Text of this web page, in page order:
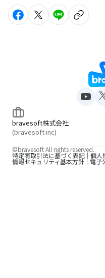
bravesoft株式会社
(bravesoft inc)
特定商取引法に基づく表記 個人
情報セキュリティ基本方針 電子
©bravesoft All rights reserved.